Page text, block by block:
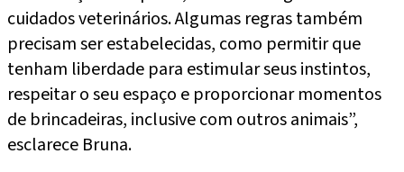
cuidados veterinários. Algumas regras também
precisam ser estabelecidas, como permitir que
tenham liberdade para estimular seus instintos,
respeitar o seu espaço e proporcionar momentos
de brincadeiras, inclusive com outros animais”,
esclarece Bruna.